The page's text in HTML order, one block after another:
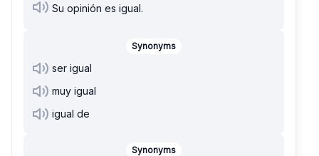
Su opinión es igual.
Synonyms
ser igual
muy igual
igual de
Synonyms